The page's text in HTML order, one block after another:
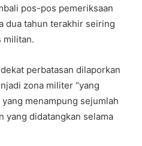
pos-pos pemeriksaan
dua tahun terakhir seiring
militan.
perbatasan dilaporkan
zona militer “yang
menampung sejumlah
yang didatangkan selama